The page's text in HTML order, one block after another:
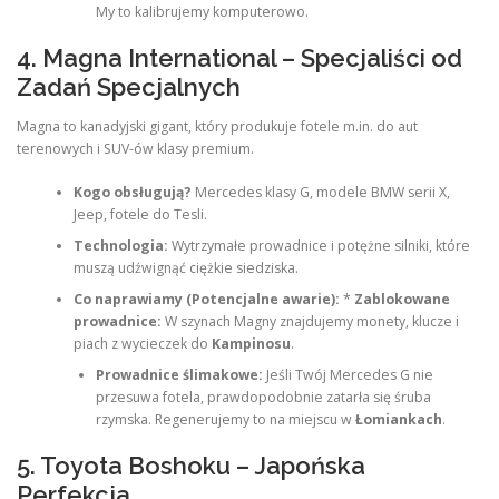
My to kalibrujemy komputerowo.
4. Magna International – Specjaliści od
Zadań Specjalnych
Magna to kanadyjski gigant, który produkuje fotele m.in. do aut
terenowych i SUV-ów klasy premium.
Kogo obsługują? Mercedes klasy G, modele BMW serii X,
Jeep, fotele do Tesli.
Technologia: Wytrzymałe prowadnice i potężne silniki, które
muszą udźwignąć ciężkie siedziska.
Co naprawiamy (Potencjalne awarie): * Zablokowane
prowadnice: W szynach Magny znajdujemy monety, klucze i
piach z wycieczek do Kampinosu.
Prowadnice ślimakowe: Jeśli Twój Mercedes G nie
przesuwa fotela, prawdopodobnie zatarła się śruba
rzymska. Regenerujemy to na miejscu wŁomiankach.
5. Toyota Boshoku – Japońska